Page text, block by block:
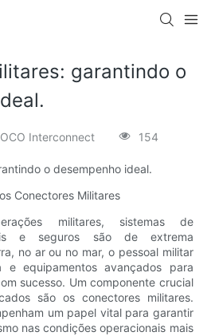
garantindo o
Interconnect 154
o desempenho ideal.
Conectores Militares
militares, sistemas de
​​e seguros são de extrema
no ar ou no mar, o pessoal militar
e equipamentos avançados para
sucesso. Um componente crucial
são os conectores militares.
um papel vital para garantir
nas condições operacionais mais